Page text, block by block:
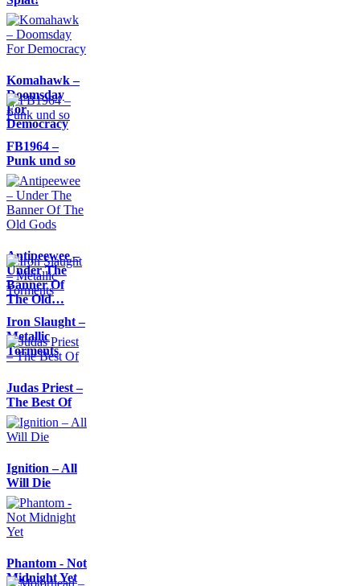
Komahawk –
Doomsday
For
Democracy
FB1964 –
Punk und so
Antipeewee –
Under The
Banner Of
The Old…
Iron Slaught –
Metallic
Torments
Judas Priest –
The Best Of
Ignition – All
Will Die
Phantom - Not
Midnight Yet